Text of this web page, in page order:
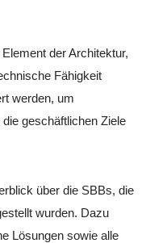
der Architektur,
Fähigkeit
werden, um
geschäftlichen Ziele
über die SBBs, die
wurden. Dazu
Lösungen sowie alle